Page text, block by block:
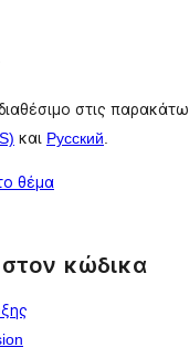
στις παρακάτω
και Русский
θέμα
στον κώδικα